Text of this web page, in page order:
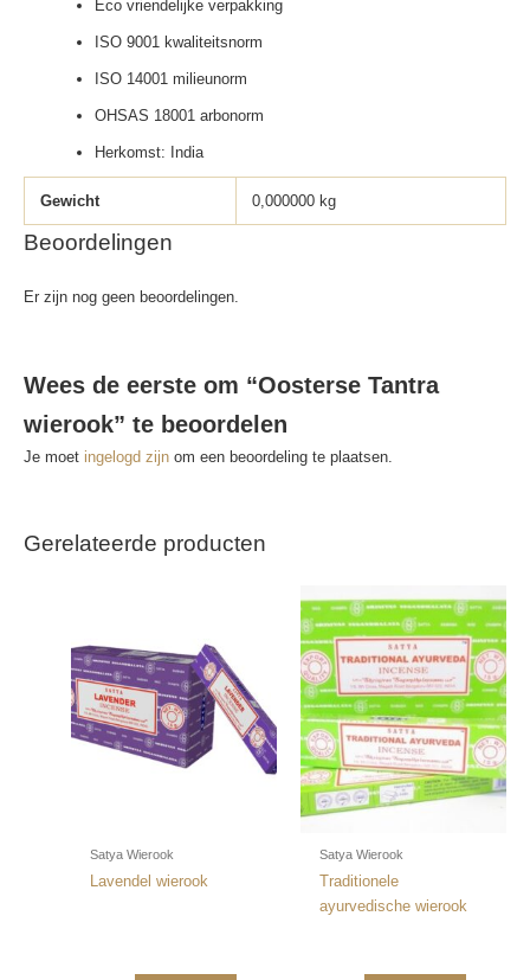
Eco vriendelijke verpakking
ISO 9001 kwaliteitsnorm
ISO 14001 milieunorm
OHSAS 18001 arbonorm
Herkomst: India
Gewicht 0,000000 kg
Beoordelingen
Er zijn nog geen beoordelingen.
Wees de eerste om “Oosterse Tantra
wierook” te beoordelen
Je moet ingelogd zijn om een beoordeling te plaatsen.
Gerelateerde producten
Satya Wierook
Lavendel wierook
Satya Wierook
Traditionele
ayurvedische wierook